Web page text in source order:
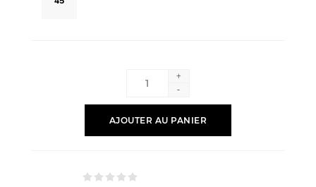
+
-
AJOUTER AU PANIER